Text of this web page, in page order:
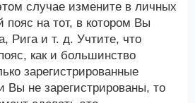
случае измените в личных
пояс на тот, в котором Вы
Рига и т. д. Учтите, что
как и большинство
зарегистрированные
Вы не зарегистрированы, то